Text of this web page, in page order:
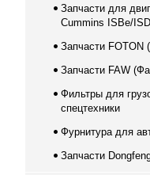
Запчасти для
Cummins ISBe/
Запчасти FOTON
Запчасти FAW
Фильтры для
спецтехники
Фурнитура для
Запчасти